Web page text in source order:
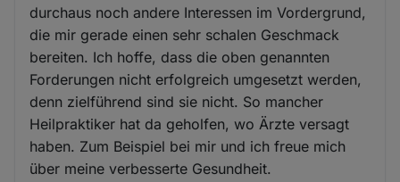
durchaus noch andere Interessen im Vordergrund,
die mir gerade einen sehr schalen Geschmack
bereiten. Ich hoffe, dass die oben genannten
Forderungen nicht erfolgreich umgesetzt werden,
denn zielführend sind sie nicht. So mancher
Heilpraktiker hat da geholfen, wo Ärzte versagt
haben. Zum Beispiel bei mir und ich freue mich
über meine verbesserte Gesundheit.